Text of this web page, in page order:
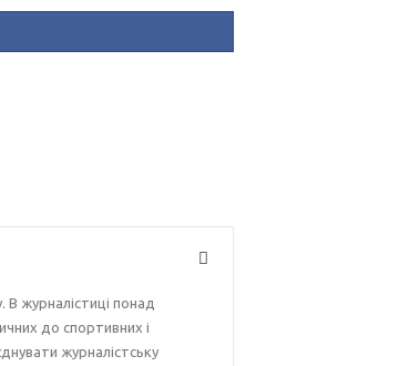
журналістиці понад
до спортивних і
журналістську